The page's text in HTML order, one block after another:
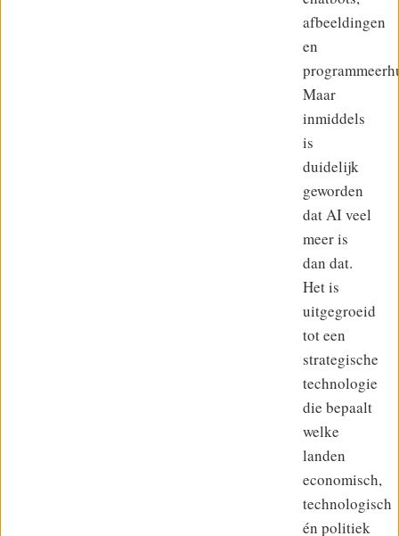
afbeeldingen
en
Maar
inmiddels
is
duidelijk
geworden
dat AI veel
meer is
dan dat.
Het is
uitgegroeid
tot een
strategische
technologie
die bepaalt
welke
landen
economisch,
technologisch
én politiek